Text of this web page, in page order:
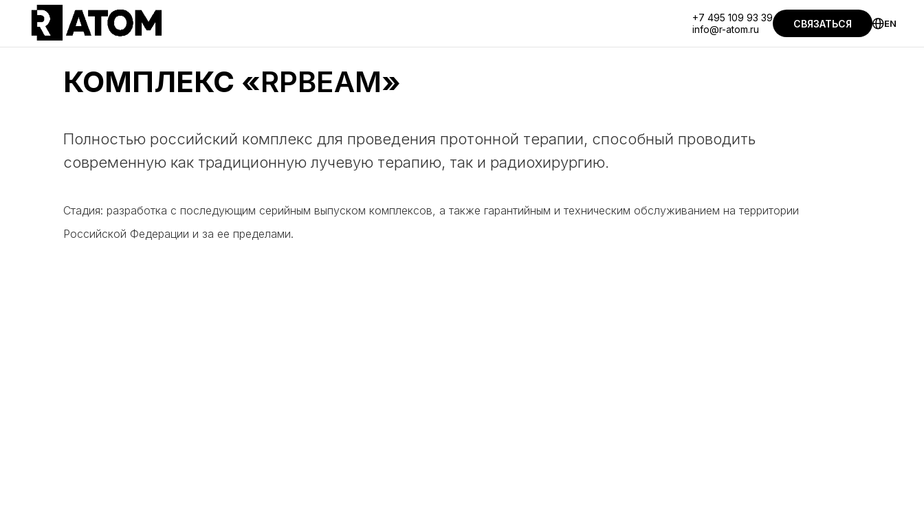
+7 495 109 93 39
info@r-atom.ru
СВЯЗАТЬСЯ EN
КОМПЛЕКС «RPBEAM»
Полностью российский комплекс для проведения протонной терапии, способный проводить
современную как традиционную лучевую терапию, так и радиохирургию.
Стадия: разработка с последующим серийным выпуском комплексов, а также гарантийным и техническим обслуживанием на территории
Российской Федерации и за ее пределами.